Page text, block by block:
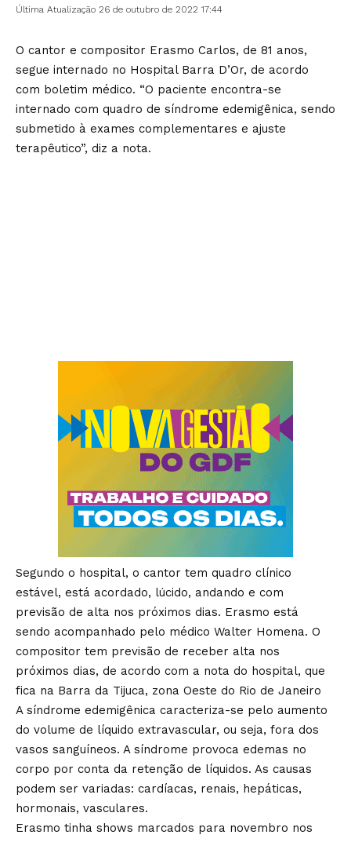
Última Atualização 26 de outubro de 2022 17:44
O cantor e compositor Erasmo Carlos, de 81 anos,
segue internado no Hospital Barra D’Or, de acordo
com boletim médico. “O paciente encontra-se
internado com quadro de síndrome edemigênica, sendo
submetido à exames complementares e ajuste
terapêutico”, diz a nota.
Segundo o hospital, o cantor tem quadro clínico
estável, está acordado, lúcido, andando e com
previsão de alta nos próximos dias. Erasmo está
sendo acompanhado pelo médico Walter Homena. O
compositor tem previsão de receber alta nos
próximos dias, de acordo com a nota do hospital, que
fica na Barra da Tijuca, zona Oeste do Rio de Janeiro
A síndrome edemigênica caracteriza-se pelo aumento
do volume de líquido extravascular, ou seja, fora dos
vasos sanguíneos. A síndrome provoca edemas no
corpo por conta da retenção de líquidos. As causas
podem ser variadas: cardíacas, renais, hepáticas,
hormonais, vasculares.
Erasmo tinha shows marcados para novembro nos